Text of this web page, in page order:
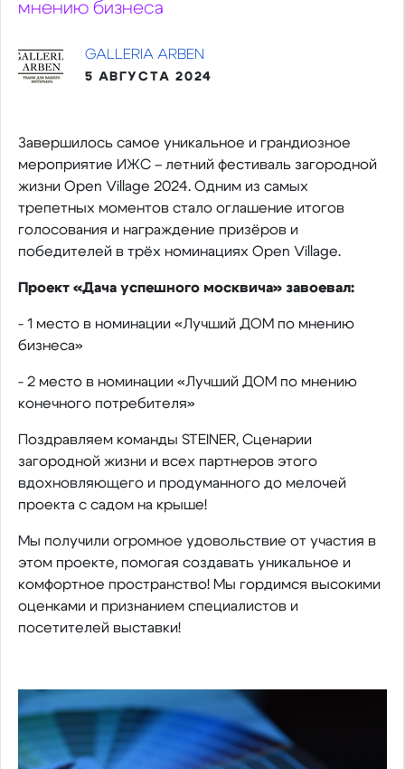
мнению бизнеса
GALLERIA ARBEN
5 АВГУСТА 2024
Завершилось самое уникальное и грандиозное
мероприятие ИЖС – летний фестиваль загородной
жизни Open Village 2024. Одним из самых
трепетных моментов стало оглашение итогов
голосования и награждение призёров и
победителей в трёх номинациях Open Village.
Проект «Дача успешного москвича» завоевал:
- 1 место в номинации «Лучший ДОМ по мнению
бизнеса»
- 2 место в номинации «Лучший ДОМ по мнению
конечного потребителя»
Поздравляем команды STEINER, Сценарии
загородной жизни и всех партнеров этого
вдохновляющего и продуманного до мелочей
проекта с садом на крыше!
Мы получили огромное удовольствие от участия в
этом проекте, помогая создавать уникальное и
комфортное пространство! Мы гордимся высокими
оценками и признанием специалистов и
посетителей выставки!